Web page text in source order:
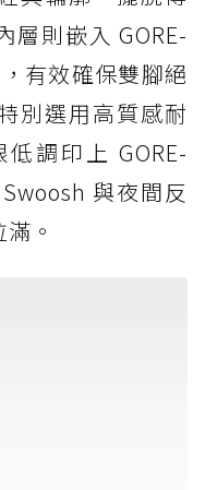
層則嵌入 GORE-
有效確保雙腳絕
別選用高質感耐
調印上 GORE-
與夜間反
。